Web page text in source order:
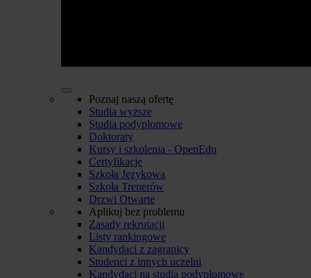
Poznaj naszą ofertę
Studia wyższe
Studia podyplomowe
Doktoraty
Kursy i szkolenia - OpenEdu
Certyfikacje
Szkoła Językowa
Szkoła Trenerów
Drzwi Otwarte
Aplikuj bez problemu
Zasady rekrutacji
Listy rankingowe
Kandydaci z zagranicy
Studenci z innych uczelni
Kandydaci na studia podyplomowe